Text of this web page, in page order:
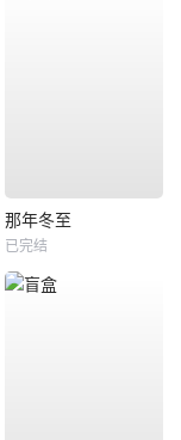
那年冬至
已完结